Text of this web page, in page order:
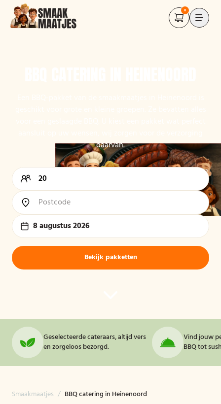
0
daarvan.
8 augustus 2026
Bekijk pakketten
Geselecteerde cateraars, altijd vers
en zorgeloos bezorgd.
Vind jouw
BBQ tot
Smaakmaatjes / BBQ catering in Heinenoord